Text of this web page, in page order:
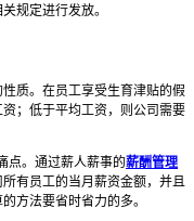
规定进行发放。
质。在员工享受生育津贴的假
；低于平均工资，则公司需要
点。通过薪人薪事的薪酬管理
有员工的当月薪资金额，并且
方法要省时省力的多。